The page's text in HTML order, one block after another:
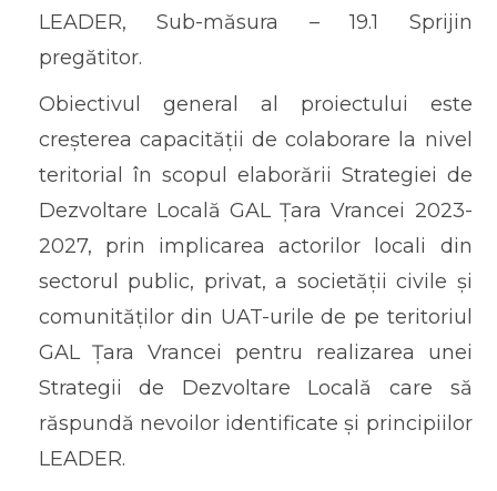
LEADER, Sub-măsura – 19.1 Sprijin
pregătitor.
Obiectivul general al proiectului este
creșterea capacității de colaborare la nivel
teritorial în scopul elaborării Strategiei de
Dezvoltare Locală GAL Țara Vrancei 2023-
2027, prin implicarea actorilor locali din
sectorul public, privat, a societății civile și
comunităților din UAT-urile de pe teritoriul
GAL Țara Vrancei pentru realizarea unei
Strategii de Dezvoltare Locală care să
răspundă nevoilor identificate și principiilor
LEADER.